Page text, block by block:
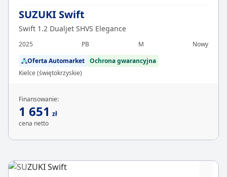
SUZUKI Swift
Swift 1.2 Dualjet SHVS Elegance
2025 PB M
Nowy
Oferta Automarket Ochrona gwarancyjna
Kielce (świętokrzyskie)
Finansowanie:
1 651 zł
cena netto